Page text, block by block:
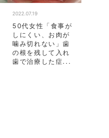
2022.07.19
50代女性「食事が
しにくい、お肉が
噛み切れない」歯
の根を残して入れ
歯で治療した症...